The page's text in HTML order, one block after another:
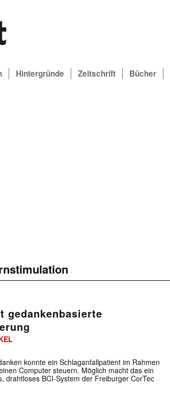
Hintergründe Zeitschrift Bücher
gedankenbasierte
konnte ein Schlaganfallpatient im Rahmen
Computer steuern. Möglich macht das ein
drahtloses BCI-System der Freiburger CorTec